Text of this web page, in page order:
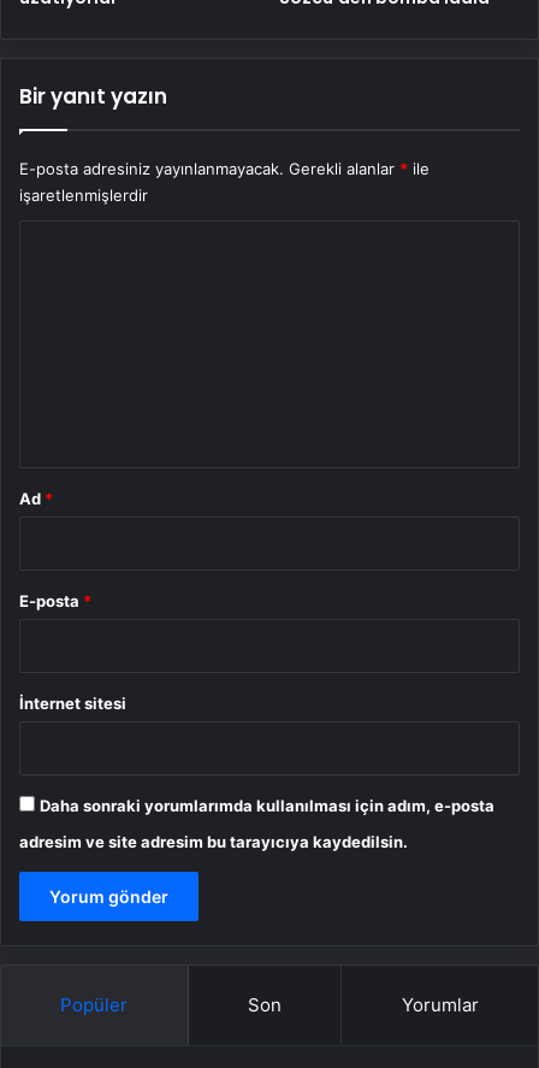
Bir yanıt yazın
E-posta adresiniz yayınlanmayacak. Gerekli alanlar * ile
işaretlenmişlerdir
Ad *
E-posta *
İnternet sitesi
Daha sonraki yorumlarımda kullanılması için adım, e-posta
adresim ve site adresim bu tarayıcıya kaydedilsin.
Popüler Son Yorumlar